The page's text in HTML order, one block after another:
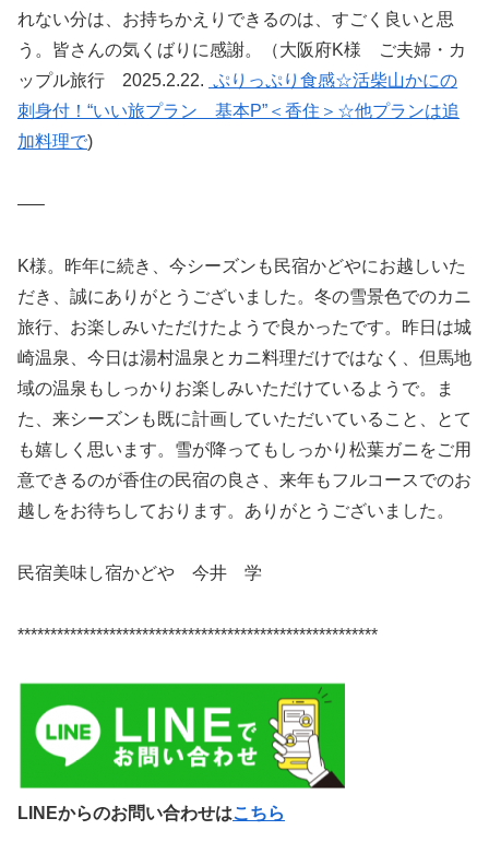
れない分は、お持ちかえりできるのは、すごく良いと思
う。皆さんの気くばりに感謝。（大阪府K様 ご夫婦・カ
ップル旅行 2025.2.22. ぷりっぷり食感☆活柴山かにの
刺身付！“いい旅プラン 基本P”＜香住＞☆他プランは追
加料理で)
—–
K様。昨年に続き、今シーズンも民宿かどやにお越しいた
だき、誠にありがとうございました。冬の雪景色でのカニ
旅行、お楽しみいただけたようで良かったです。昨日は城
崎温泉、今日は湯村温泉とカニ料理だけではなく、但馬地
域の温泉もしっかりお楽しみいただけているようで。ま
た、来シーズンも既に計画していただいていること、とて
も嬉しく思います。雪が降ってもしっかり松葉ガニをご用
意できるのが香住の民宿の良さ、来年もフルコースでのお
越しをお待ちしております。ありがとうございました。
民宿美味し宿かどや 今井 学
*******************************************************
LINEからのお問い合わせはこちら